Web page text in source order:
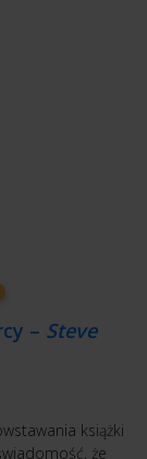
– Steve
książki
że